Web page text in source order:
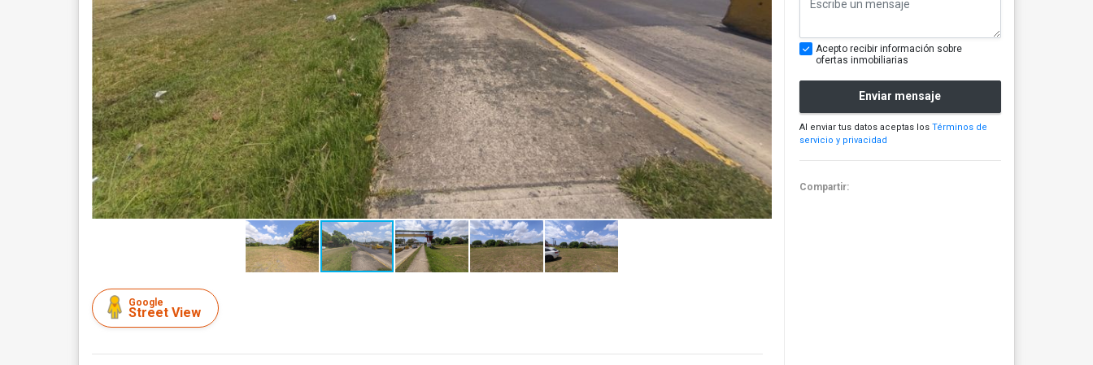
Google
Street View
Acepto recibir información sobre
ofertas inmobiliarias
Enviar mensaje
Al enviar tus datos aceptas los Términos de
servicio y privacidad
Compartir: